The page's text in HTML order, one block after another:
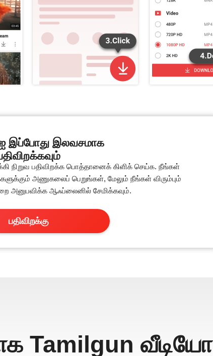
இப்போது இலவசமாக
நிறுவ பதிவிறக்க பொத்தானைக் கிளிக் செய்க. நீங்கள்
அணுகலைப் பெறுங்கள், மேலும் நீங்கள் விரும்பும்
அனுபவிக்க ஆஃப்லைனில் சேமிக்கவும்.
பதிவிறக்கு
Tamilgun வீடியோ